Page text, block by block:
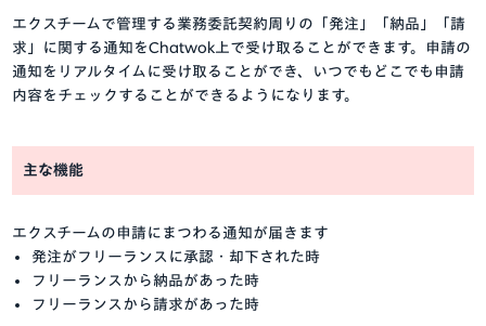
エクスチームで管理する業務委託契約周りの「発注」「納品」「請
求」に関する通知をChatwok上で受け取ることができます。申請の
通知をリアルタイムに受け取ることができ、いつでもどこでも申請
内容をチェックすることができるようになります。
主な機能
エクスチームの申請にまつわる通知が届きます
発注がフリーランスに承認・却下された時
フリーランスから納品があった時
フリーランスから請求があった時